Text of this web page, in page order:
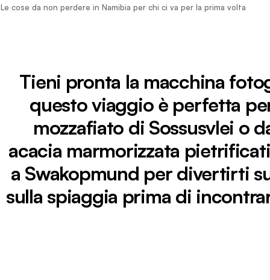
Le cose da non perdere in Namibia per chi ci va per la prima volta
Tieni pronta la macchina
questo viaggio è perfetta
mozzafiato di Sossusvlei o
acacia marmorizzata
a Swakopmund per divertirti
sulla spiaggia prima di